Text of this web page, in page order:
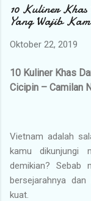
10 Kuliner
Yang Wajib
Oktober 22, 2019
10 Kuliner Khas
Cicipin – Camilan
Vietnam adalah
kamu dikunjungi
demikian? Sebab
bersejarahnya
kuat.